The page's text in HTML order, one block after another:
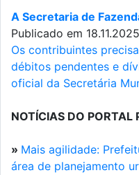
A Secretaria de
Publicado em 18.11.2025
Os contribuintes
débitos pendentes e
oficial da Secretária
NOTÍCIAS DO PORTAL
» Mais agilidade:
área de planejamento